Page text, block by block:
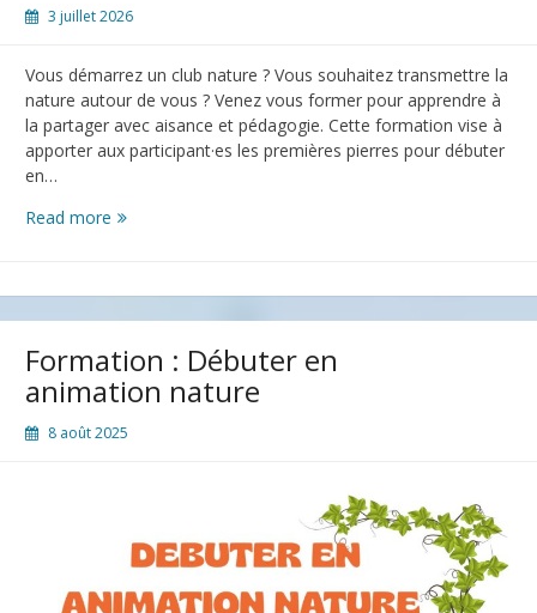
3 juillet 2026
Vous démarrez un club nature ? Vous souhaitez transmettre la
nature autour de vous ? Venez vous former pour apprendre à
la partager avec aisance et pédagogie. Cette formation vise à
apporter aux participant·es les premières pierres pour débuter
en…
Read more Formation
animation
nature »
Formation : Débuter en
animation nature
8 août 2025